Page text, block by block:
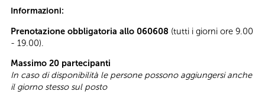
Informazioni:
Prenotazione obbligatoria allo 060608 (tutti i giorni ore 9.00
- 19.00).
Massimo 20 partecipanti
In caso di disponibilità le persone possono aggiungersi anche
il giorno stesso sul posto